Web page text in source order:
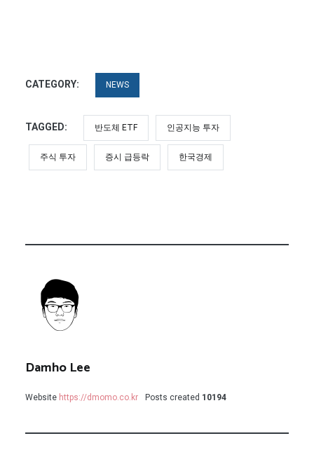
CATEGORY: NEWS
TAGGED: 반도체 ETF 인공지능 투자
주식 투자 증시 급등락 한국경제
Damho Lee
Website https://dmomo.co.kr Posts created 10194